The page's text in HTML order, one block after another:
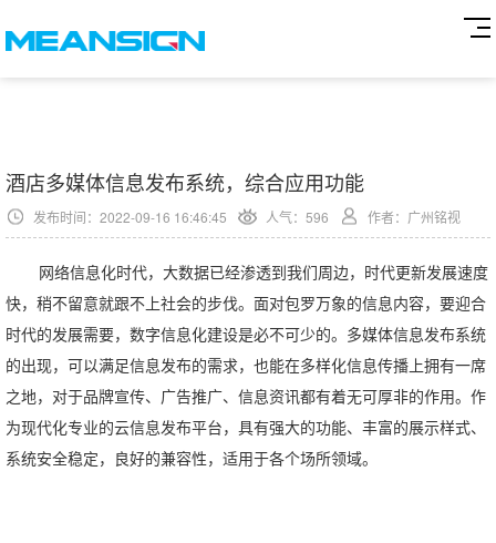
酒店多媒体信息发布系统，综合应用功能
发布时间：2022-09-16 16:46:45 人气： 596 作者：广州铭视
网络信息化时代，大数据已经渗透到我们周边，时代更新发展速度
快，稍不留意就跟不上社会的步伐。面对包罗万象的信息内容，要迎合
时代的发展需要，数字信息化建设是必不可少的。多媒体信息发布系统
的出现，可以满足信息发布的需求，也能在多样化信息传播上拥有一席
之地，对于品牌宣传、广告推广、信息资讯都有着无可厚非的作用。作
为现代化专业的云信息发布平台，具有强大的功能、丰富的展示样式、
系统安全稳定，良好的兼容性，适用于各个场所领域。